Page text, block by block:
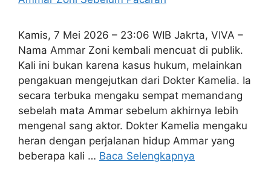
Kamis, 7 Mei 2026 – 23:06 WIB Jakrta, VIVA –
Nama Ammar Zoni kembali mencuat di publik.
Kali ini bukan karena kasus hukum, melainkan
pengakuan mengejutkan dari Dokter Kamelia. Ia
secara terbuka mengaku sempat memandang
sebelah mata Ammar sebelum akhirnya lebih
mengenal sang aktor. Dokter Kamelia mengaku
heran dengan perjalanan hidup Ammar yang
beberapa kali … Baca Selengkapnya